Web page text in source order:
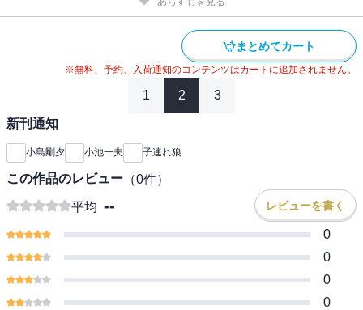
まとめてカート
※無料、予約、入荷通知のコンテンツはカートに追加されません。
1 2 3
新刊通知
小島剛夕 小池一夫 子連れ狼
この作品のレビュー （0件）
平均 -- レビューを書く
0
0
0
0